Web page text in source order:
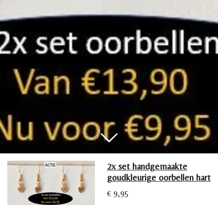
2x set handgemaakte
goudkleurige oorbellen hart
€ 9,95